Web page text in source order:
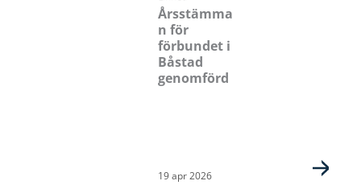
Årsstämma
n för
förbundet i
Båstad
genomförd
19 apr 2026